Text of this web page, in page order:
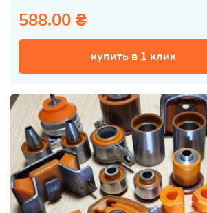
588.00 ₴
купить в 1 клик